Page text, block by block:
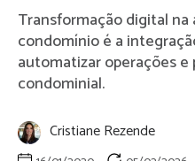
Transformação digital
condomínio é a
automatizar operações
condominial.
Cristiane Rezende